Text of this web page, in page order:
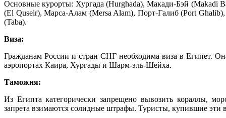
Основные курорты: Хургада (Hurghada), Макади-Бэй (Makadi
(El Quseir), Марса-Алам (Mersa Alam), Порт-Галиб (Port
(Taba).
Виза:
Гражданам России и стран СНГ необходима виза в Египет.
аэропортах Каира, Хургады и Шарм-эль-Шейха.
Таможня:
Из Египта категорически запрещено вывозить кораллы,
запрета взимаются солидные штрафы. Туристы, купившие эти